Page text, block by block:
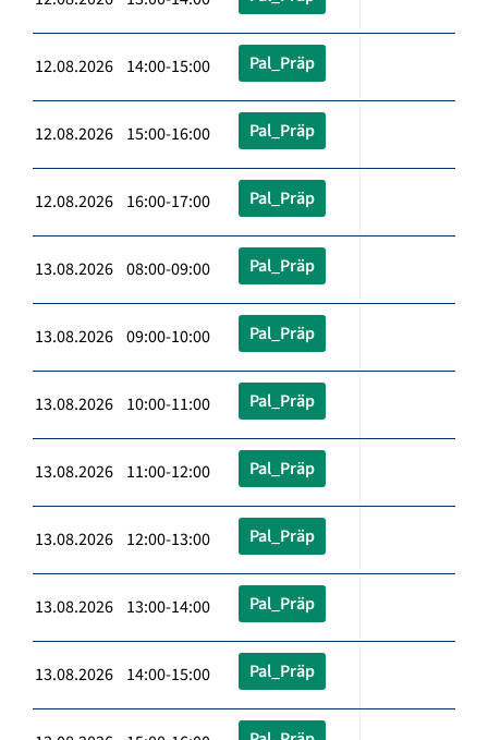
12.08.2026 14:00-15:00 Pal_Präp
12.08.2026 15:00-16:00 Pal_Präp
12.08.2026 16:00-17:00 Pal_Präp
13.08.2026 08:00-09:00 Pal_Präp
13.08.2026 09:00-10:00 Pal_Präp
13.08.2026 10:00-11:00 Pal_Präp
13.08.2026 11:00-12:00 Pal_Präp
13.08.2026 12:00-13:00 Pal_Präp
13.08.2026 13:00-14:00 Pal_Präp
13.08.2026 14:00-15:00 Pal_Präp